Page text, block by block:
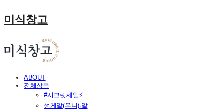
미식창고
ABOUT
전체상품
#시크릿세일⚡
성게알(우니)·알